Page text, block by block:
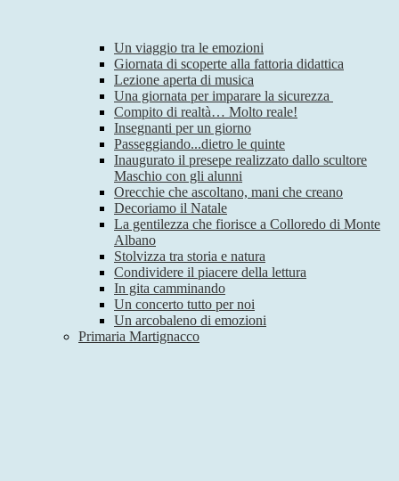
Un viaggio tra le emozioni
Giornata di scoperte alla fattoria didattica
Lezione aperta di musica
Una giornata per imparare la sicurezza
Compito di realtà… Molto reale!
Insegnanti per un giorno
Passeggiando...dietro le quinte
Inaugurato il presepe realizzato dallo scultore
Maschio con gli alunni
Orecchie che ascoltano, mani che creano
Decoriamo il Natale
La gentilezza che fiorisce a Colloredo di Monte
Albano
Stolvizza tra storia e natura
Condividere il piacere della lettura
In gita camminando
Un concerto tutto per noi
Un arcobaleno di emozioni
Primaria Martignacco